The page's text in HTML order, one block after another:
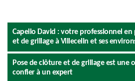
Capello David : votre professionnel en
et de grillage à Villecelin et ses
Pose de clôture et de grillage est une
confier à un expert